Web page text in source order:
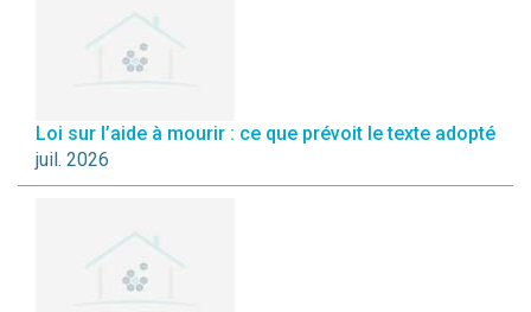
Loi sur l’aide à mourir : ce que prévoit le texte adopté
juil. 2026